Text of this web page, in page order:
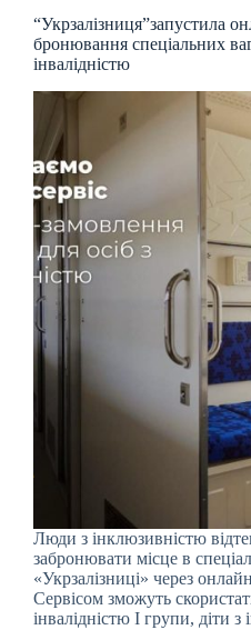
“Укрзалізниця”запустила
бронювання спеціальних
інвалідністю
Люди з інклюзивністю
забронювати місце в
«Укрзалізниці» через
Сервісом зможуть
інвалідністю І групи, діти з